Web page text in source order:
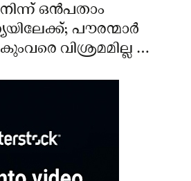
ഒൻപതാം
പൗരന്മാർ
വിശ്രമമില്ല –